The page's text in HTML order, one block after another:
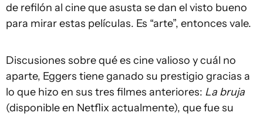
de refilón al cine que asusta se dan el visto bueno
para mirar estas películas. Es “arte”, entonces vale.
Discusiones sobre qué es cine valioso y cuál no
aparte, Eggers tiene ganado su prestigio gracias a
lo que hizo en sus tres filmes anteriores: La bruja
(disponible en Netflix actualmente), que fue su